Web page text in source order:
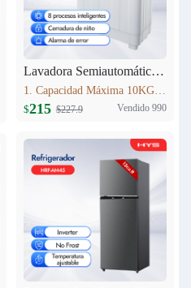
Lavadora Semiautomática 10KG XPB100-1986
1. Capacidad Máxima 10KG 2. Panel de control: pantalla de seda 3. Lavado y centrifugadopor separado 4. Peso neto: 24.5kg 5. Dimensiones del producto:807mm*476mm*997 mm
$215 $227.9 Vendido 990